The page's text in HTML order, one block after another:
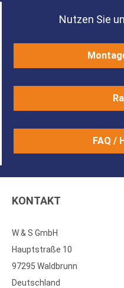
Nutzen Sie
FAQ /
KONTAKT
W & S GmbH
Hauptstraße 10
97295 Waldbrunn
Deutschland